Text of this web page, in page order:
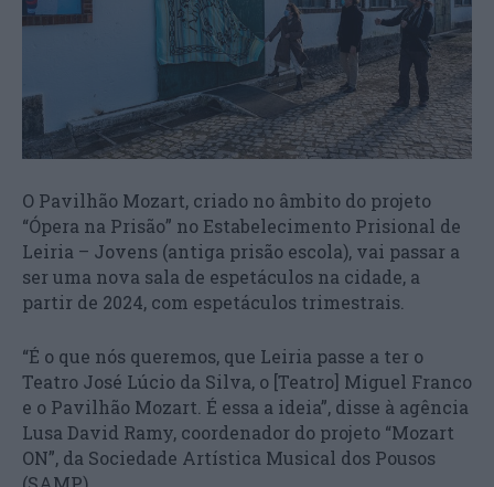
O Pavilhão Mozart, criado no âmbito do projeto
“Ópera na Prisão” no Estabelecimento Prisional de
Leiria – Jovens (antiga prisão escola), vai passar a
ser uma nova sala de espetáculos na cidade, a
partir de 2024, com espetáculos trimestrais.
“É o que nós queremos, que Leiria passe a ter o
Teatro José Lúcio da Silva, o [Teatro] Miguel Franco
e o Pavilhão Mozart. É essa a ideia”, disse à agência
Lusa David Ramy, coordenador do projeto “Mozart
ON”, da Sociedade Artística Musical dos Pousos